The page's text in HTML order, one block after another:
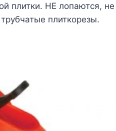
плитки. НЕ лопаются,
плиткорезы.